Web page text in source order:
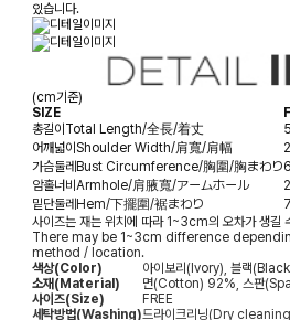
있습니다.
(cm기준)
SIZE
총길이Total Length/全長/着丈
어깨넓이Shoulder Width/肩寬/肩幅
가슴둘레Bust Circumference/胸圍/胸まわり
암홀너비Armhole/肩腋寬/アームホール
밑단둘레Hem/下擺圍/裾まわり
사이즈는 재는 위치에 따라 1~3cm의 오차가 생길
There may be 1~3cm difference
method / location.
색상(Color)
아이보리(Ivory), 블랙
소재(Material)
면(Cotton) 92%, 스판
사이즈(Size)
FREE
세탁방법(Washing)드라이크리닝(Dry